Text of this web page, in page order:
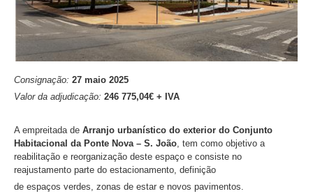
Consignação: 27 maio 2025
Valor da adjudicação: 246 775,04€ + IVA
A empreitada de Arranjo urbanístico do exterior do Conjunto
Habitacional da Ponte Nova – S. João, tem como objetivo a
reabilitação e reorganização deste espaço e consiste no
reajustamento parte do estacionamento, definição
de espaços verdes, zonas de estar e novos pavimentos.